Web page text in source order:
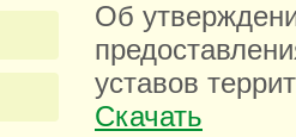
Об
уставов
Скачать